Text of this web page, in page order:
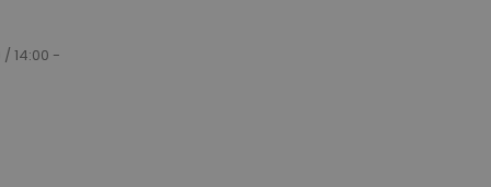
14:00 -
il contenuto del cliente